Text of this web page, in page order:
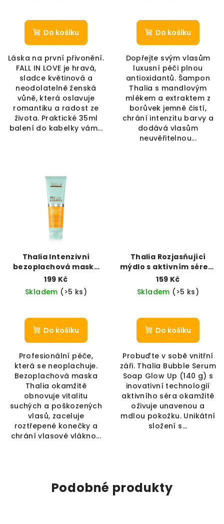
Do košíku
Láska na první přivonění.
FALL IN LOVE je hravá,
sladce květinová a
neodolatelně ženská
vůně, která oslavuje
romantiku a radost ze
života. Praktické 35ml
balení do kabelky vám...
Do košíku
Dopřejte svým vlasům
luxusní péči plnou
antioxidantů. Šampon
Thalia s mandlovým
mlékem a extraktem z
borůvek jemně čistí,
chrání intenzitu barvy a
dodává vlasům
neuvěřitelnou...
Thalia Intenzivní
bezoplachová maska
na vlasy | Regenerace
& Ochrana (150 ml)
199 Kč
Skladem (>5 ks)
Do košíku
Profesionální péče,
která se neoplachuje.
Bezoplachová maska
Thalia okamžitě
obnovuje vitalitu
suchých a poškozených
vlasů, zaceluje
roztřepené konečky a
chrání vlasové vlákno...
Thalia Rozjasňující
mýdlo s aktivním sérem
– Glow Up (140 g)
159 Kč
Skladem (>5 ks)
Do košíku
Probuďte v sobě vnitřní
záři. Thalia Bubble Serum
Soap Glow Up (140 g) s
inovativní technologií
aktivního séra okamžitě
oživuje unavenou a
mdlou pokožku. Unikátní
složení s...
Podobné produkty